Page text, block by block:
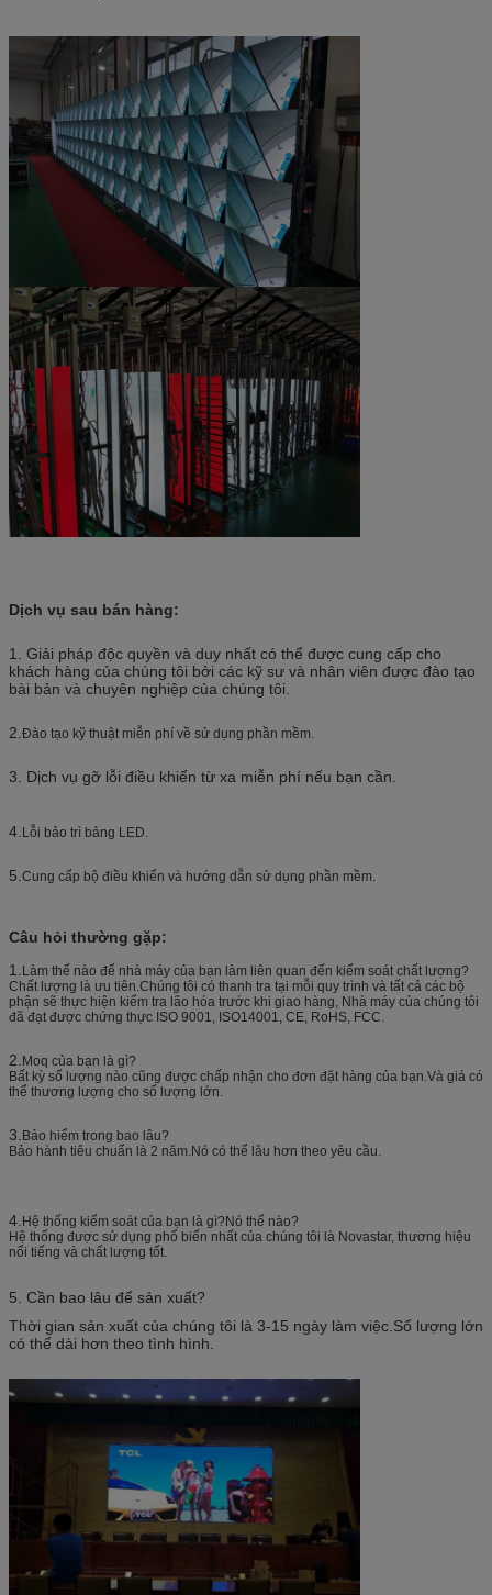
Dịch vụ sau bán hàng:
1. Giải pháp độc quyền và duy nhất có thể được cung cấp cho
khách hàng của chúng tôi bởi các kỹ sư và nhân viên được đào tạo
bài bản và chuyên nghiệp của chúng tôi.
2.Đào tạo kỹ thuật miễn phí về sử dụng phần mềm.
3. Dịch vụ gỡ lỗi điều khiển từ xa miễn phí nếu bạn cần.
4. Lỗi bảo trì bảng LED.
5.Cung cấp bộ điều khiển và hướng dẫn sử dụng phần mềm.
Câu hỏi thường gặp:
1. Làm thế nào để nhà máy của bạn làm liên quan đến kiểm soát chất lượng?
Chất lượng là ưu tiên.Chúng tôi có thanh tra tại mỗi quy trình và tất cả các bộ
phận sẽ thực hiện kiểm tra lão hóa trước khi giao hàng, Nhà máy của chúng tôi
đã đạt được chứng thực ISO 9001, ISO14001, CE, RoHS, FCC.
2. Moq của bạn là gì?
Bất kỳ số lượng nào cũng được chấp nhận cho đơn đặt hàng của bạn.Và giá có
thể thương lượng cho số lượng lớn.
3. Bảo hiểm trong bao lâu?
Bảo hành tiêu chuẩn là 2 năm.Nó có thể lâu hơn theo yêu cầu.
4. Hệ thống kiểm soát của bạn là gì?Nó thế nào?
Hệ thống được sử dụng phổ biến nhất của chúng tôi là Novastar, thương hiệu
nổi tiếng và chất lượng tốt.
5. Cần bao lâu để sản xuất?
Thời gian sản xuất của chúng tôi là 3-15 ngày làm việc.Số lượng lớn
có thể dài hơn theo tình hình.